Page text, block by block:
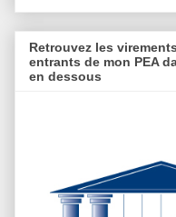
Retrouvez les
entrants de mon PEA
en dessous